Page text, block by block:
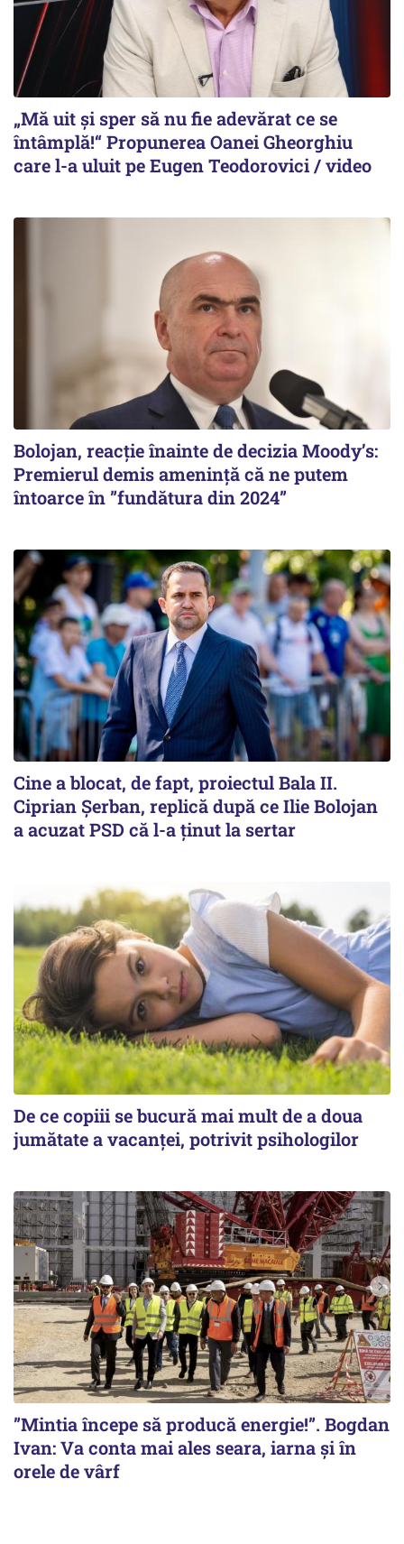
„Mă uit și sper să nu fie adevărat ce se
întâmplă!“ Propunerea Oanei Gheorghiu
care l-a uluit pe Eugen Teodorovici / video
Bolojan, reacție înainte de decizia Moody’s:
Premierul demis amenință că ne putem
întoarce în ”fundătura din 2024”
Cine a blocat, de fapt, proiectul Bala II.
Ciprian Șerban, replică după ce Ilie Bolojan
a acuzat PSD că l-a ținut la sertar
De ce copiii se bucură mai mult de a doua
jumătate a vacanței, potrivit psihologilor
”Mintia începe să producă energie!”. Bogdan
Ivan: Va conta mai ales seara, iarna și în
orele de vârf